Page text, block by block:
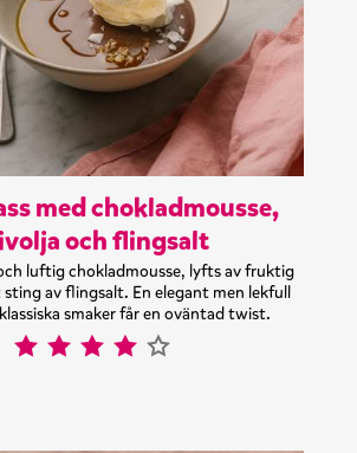
med chokladmousse,
och flingsalt
luftig chokladmousse, lyfts av fruktig
av flingsalt. En elegant men lekfull
smaker får en oväntad twist.